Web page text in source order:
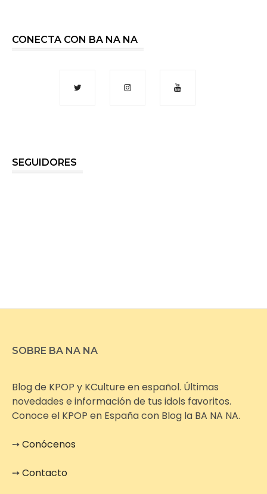
CONECTA CON BA NA NA
SEGUIDORES
SOBRE BA NA NA
Blog de KPOP y KCulture en español. Últimas
novedades e información de tus idols favoritos.
Conoce el KPOP en España con Blog la BA NA NA.
➙Conócenos
➙Contacto